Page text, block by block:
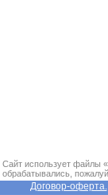
Сайт использует файлы
обрабатывались,
Договор-оферта.